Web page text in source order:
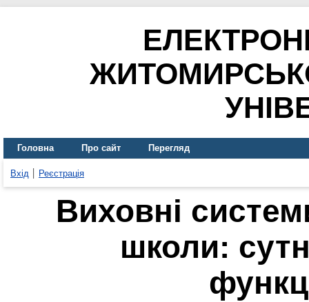
Головна Про сайт Перегляд
Вхід Реєстрація
Виховні
школи: